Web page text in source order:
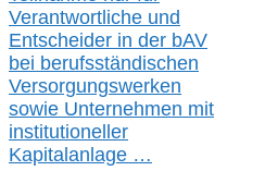
Verantwortliche und
Entscheider in der bAV
bei berufsständischen
Versorgungswerken
sowie Unternehmen mit
institutioneller
Kapitalanlage …